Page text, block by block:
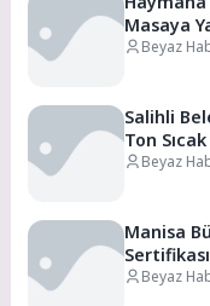
Masaya
Beyaz
Salihli
Ton
Beyaz
Manisa
Beyaz